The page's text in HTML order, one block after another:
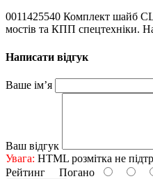
0011425540 Комплект шайб
мостів та КПП спецтехніки.
Написати відгук
Ваше ім’я
Ваш відгук
Увага: HTML розмітка не
Рейтинг Погано